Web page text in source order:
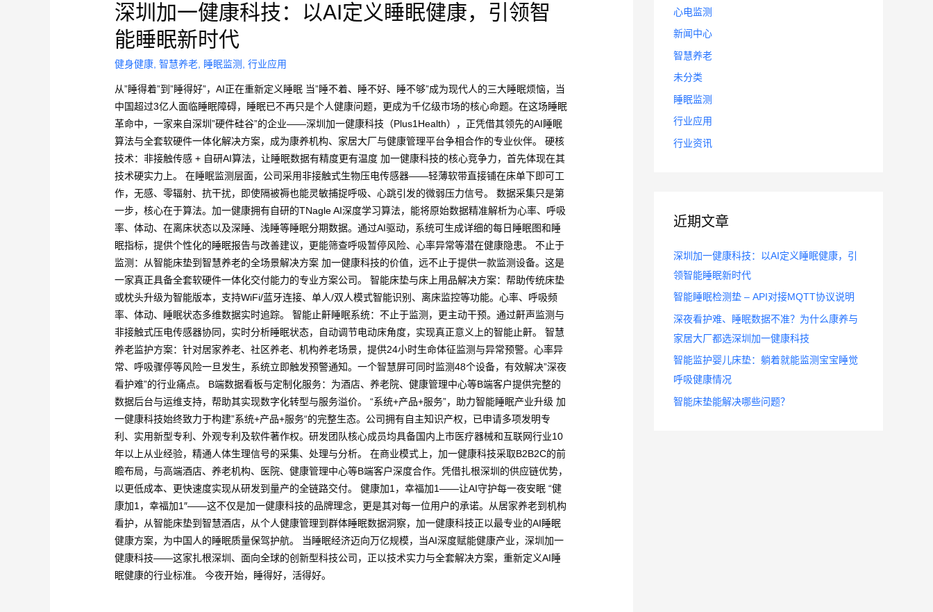
深圳加一健康科技：以AI定义睡眠健康，引领智
能睡眠新时代
健身健康,智慧养老, 睡眠监测 ,行业应用
从”睡得着”到”睡得好”，AI正在重新定义睡眠 当”睡不着、睡不好、睡不够”成为现代人的三大睡眠烦恼，当
中国超过3亿人面临睡眠障碍，睡眠已不再只是个人健康问题，更成为千亿级市场的核心命题。在这场睡眠
革命中，一家来自深圳”硬件硅谷”的企业——深圳加一健康科技（Plus1Health），正凭借其领先的AI睡眠
算法与全套软硬件一体化解决方案，成为康养机构、家居大厂与健康管理平台争相合作的专业伙伴。 硬核
技术：非接触传感 + 自研AI算法，让睡眠数据有精度更有温度 加一健康科技的核心竞争力，首先体现在其
技术硬实力上。 在睡眠监测层面，公司采用非接触式生物压电传感器——轻薄软带直接铺在床单下即可工
作，无感、零辐射、抗干扰，即使隔被褥也能灵敏捕捉呼吸、心跳引发的微弱压力信号。 数据采集只是第
一步，核心在于算法。加一健康拥有自研的TNagle AI深度学习算法，能将原始数据精准解析为心率、呼吸
率、体动、在离床状态以及深睡、浅睡等睡眠分期数据。通过AI驱动，系统可生成详细的每日睡眠图和睡
眠指标，提供个性化的睡眠报告与改善建议，更能筛查呼吸暂停风险、心率异常等潜在健康隐患。 不止于
监测：从智能床垫到智慧养老的全场景解决方案 加一健康科技的价值，远不止于提供一款监测设备。这是
一家真正具备全套软硬件一体化交付能力的专业方案公司。 智能床垫与床上用品解决方案：帮助传统床垫
或枕头升级为智能版本，支持WiFi/蓝牙连接、单人/双人模式智能识别、离床监控等功能。心率、呼吸频
率、体动、睡眠状态多维数据实时追踪。 智能止鼾睡眠系统：不止于监测，更主动干预。通过鼾声监测与
非接触式压电传感器协同，实时分析睡眠状态，自动调节电动床角度，实现真正意义上的智能止鼾。 智慧
养老监护方案：针对居家养老、社区养老、机构养老场景，提供24小时生命体征监测与异常预警。心率异
常、呼吸骤停等风险一旦发生，系统立即触发预警通知。一个智慧屏可同时监测48个设备，有效解决”深夜
看护难”的行业痛点。 B端数据看板与定制化服务：为酒店、养老院、健康管理中心等B端客户提供完整的
数据后台与运维支持，帮助其实现数字化转型与服务溢价。 “系统+产品+服务”，助力智能睡眠产业升级 加
一健康科技始终致力于构建”系统+产品+服务“的完整生态。公司拥有自主知识产权，已申请多项发明专
利、实用新型专利、外观专利及软件著作权。研发团队核心成员均具备国内上市医疗器械和互联网行业10
年以上从业经验，精通人体生理信号的采集、处理与分析。 在商业模式上，加一健康科技采取B2B2C的前
瞻布局，与高端酒店、养老机构、医院、健康管理中心等B端客户深度合作。凭借扎根深圳的供应链优势，
以更低成本、更快速度实现从研发到量产的全链路交付。 健康加1，幸福加1——让AI守护每一夜安眠 “健
康加1，幸福加1″——这不仅是加一健康科技的品牌理念，更是其对每一位用户的承诺。从居家养老到机构
看护，从智能床垫到智慧酒店，从个人健康管理到群体睡眠数据洞察，加一健康科技正以最专业的AI睡眠
健康方案，为中国人的睡眠质量保驾护航。 当睡眠经济迈向万亿规模，当AI深度赋能健康产业，深圳加一
健康科技——这家扎根深圳、面向全球的创新型科技公司，正以技术实力与全套解决方案，重新定义AI睡
眠健康的行业标准。 今夜开始，睡得好，活得好。
心电监测
新闻中心
智慧养老
未分类
睡眠监测
行业应用
行业资讯
近期文章
深圳加一健康科技：以AI定义睡眠健康，引
领智能睡眠新时代
智能睡眠检测垫 – API对接MQTT协议说明
深夜看护难、睡眠数据不准？为什么康养与
家居大厂都选深圳加一健康科技
智能监护婴儿床垫：躺着就能监测宝宝睡觉
呼吸健康情况
智能床垫能解决哪些问题？